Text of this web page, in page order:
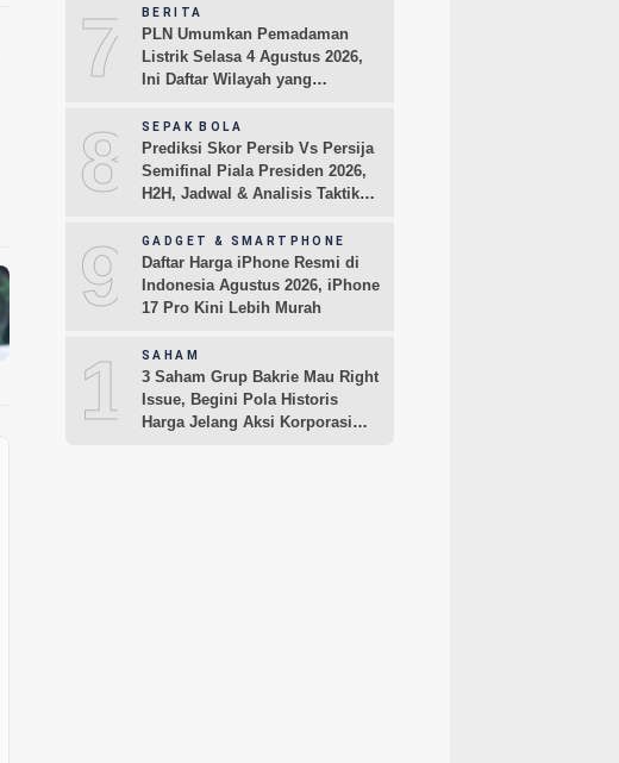
7 BERITA
PLN Umumkan Pemadaman
Listrik Selasa 4 Agustus 2026,
Ini Daftar Wilayah yang
8 SEPAK BOLA
Prediksi Skor Persib Vs Persija
Semifinal Piala Presiden 2026,
H2H, Jadwal & Analisis Taktik
9 GADGET & SMARTPHONE
Daftar Harga iPhone Resmi di
Indonesia Agustus 2026, iPhone
17 Pro Kini Lebih Murah
10
SAHAM
3 Saham Grup Bakrie Mau Right
Issue, Begini Pola Historis
Harga Jelang Aksi Korporasi